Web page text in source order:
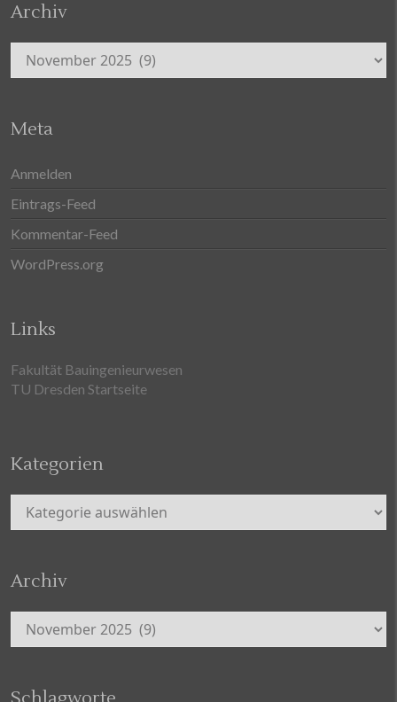
Archiv
Archiv
Meta
Anmelden
Eintrags-Feed
Kommentar-Feed
WordPress.org
Links
Fakultät Bauingenieurwesen
TU Dresden Startseite
Kategorien
Kategorien
Archiv
Archiv